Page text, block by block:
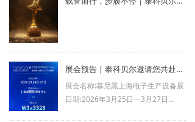
展会预告 | 泰科贝尔邀请您共赴2026慕尼黑上海电子生产设备展
展会名称:慕尼黑上海电子生产设备展
日期:2026年3月25日一3月27日